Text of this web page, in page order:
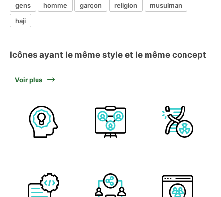
gens homme garçon religion
musulman
haji
Icônes ayant le même style et le même concept
Voir plus